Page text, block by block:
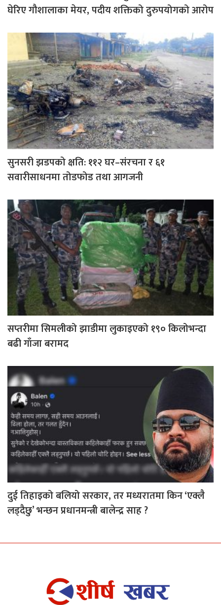
घेरिए गौशालाका मेयर, पदीय शक्तिको दुरुपयोगको आरोप
सुनसरी झडपको क्षति: ११२ घर–संरचना र ६१
सवारीसाधनमा तोडफोड तथा आगजनी
सप्तरीमा सिमलीको झाडीमा लुकाइएको १९० किलोभन्दा
बढी गाँजा बरामद
दुई तिहाइको बलियो सरकार, तर मध्यरातमा किन ‘एक्लै
लड्दैछु’ भन्छन प्रधानमन्त्री बालेन्द्र साह ?